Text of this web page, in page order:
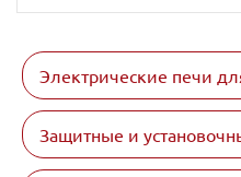
Электрические печи
Защитные и